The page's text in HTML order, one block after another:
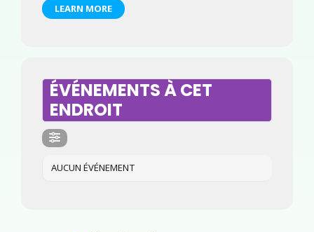
LEARN MORE
ÉVÉNEMENTS À CET
ENDROIT
AUCUN ÉVÉNEMENT